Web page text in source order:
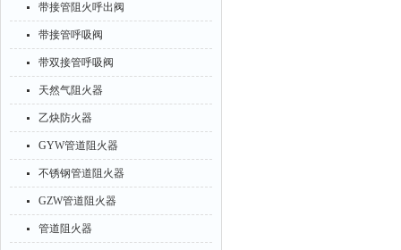
带接管阻火呼出阀
带接管呼吸阀
带双接管呼吸阀
天然气阻火器
乙炔防火器
GYW管道阻火器
不锈钢管道阻火器
GZW管道阻火器
管道阻火器